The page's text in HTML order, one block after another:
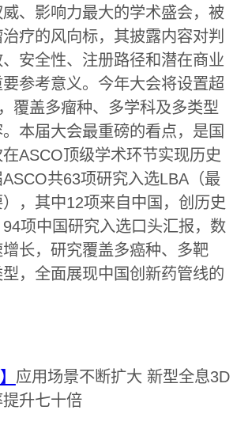
、影响力最大的学术盛会，被
疗的风向标，其披露内容对判
安全性、注册路径和潜在商业
参考意义。今年大会将设置超
覆盖多瘤种、多学科及多类型
本届大会最重磅的看点，是国
ASCO顶级学术环节实现历史
共63项研究入选LBA（最
，其中12项来自中国，创历史
项中国研究入选口头汇报，数
长，研究覆盖多癌种、多靶
，全面展现中国创新药管线的
应用场景不断扩大 新型全息3D
升七十倍